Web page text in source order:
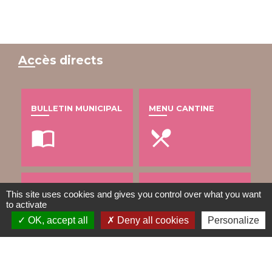
Accès directs
BULLETIN MUNICIPAL
import_contacts
MENU CANTINE
local_dining
TRAVAUX EN COURS
build
VOS DÉMARCHES
account_balance
This site uses cookies and gives you control over what you want
to activate
OK, accept all
Deny all cookies Personalize